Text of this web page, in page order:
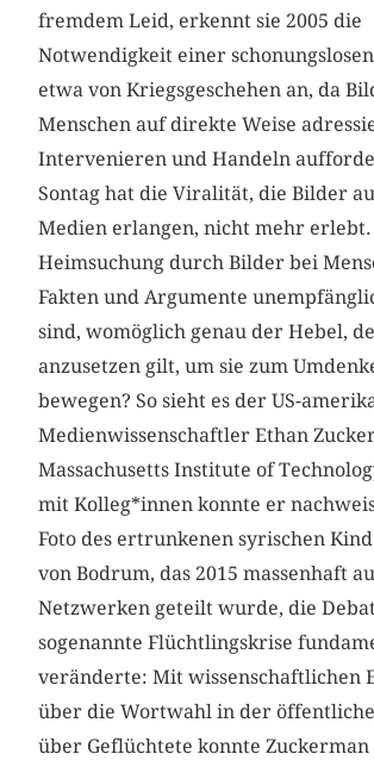
fremdem Leid, erkennt sie 2005 die
Notwendigkeit einer
etwa von Kriegsgeschehen an, da
Menschen auf direkte Weise
Intervenieren und Handeln
Sontag hat die Viralität, die Bilder
Medien erlangen, nicht mehr
Heimsuchung durch Bilder bei
Fakten und Argumente
sind, womöglich genau der Hebel,
anzusetzen gilt, um sie zum
bewegen? So sieht es der US-
Medienwissenschaftler Ethan
Massachusetts Institute of
mit Kolleg*innen konnte er
Foto des ertrunkenen syrischen
von Bodrum, das 2015 massenhaft
Netzwerken geteilt wurde, die
sogenannte Flüchtlingskrise
veränderte: Mit wissenschaftlichen
über die Wortwahl in der
über Geflüchtete konnte Zuckerman